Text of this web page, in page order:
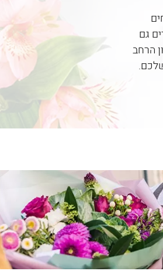
גם
הרחב